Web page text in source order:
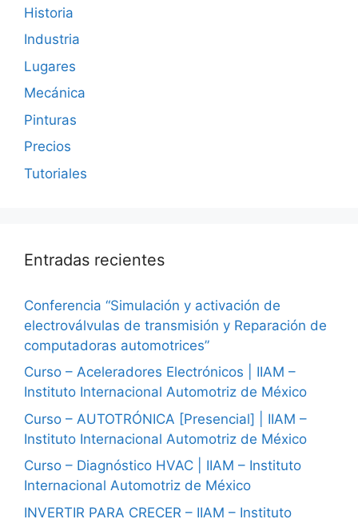
Historia
Industria
Lugares
Mecánica
Pinturas
Precios
Tutoriales
Entradas recientes
Conferencia “Simulación y activación de
electroválvulas de transmisión y Reparación de
computadoras automotrices”
Curso – Aceleradores Electrónicos | IIAM –
Instituto Internacional Automotriz de México
Curso – AUTOTRÓNICA [Presencial] | IIAM –
Instituto Internacional Automotriz de México
Curso – Diagnóstico HVAC | IIAM – Instituto
Internacional Automotriz de México
INVERTIR PARA CRECER – IIAM – Instituto